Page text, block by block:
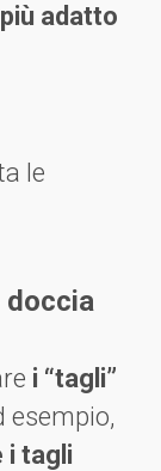
adatto
doccia
i “tagli”
esempio,
i tagli